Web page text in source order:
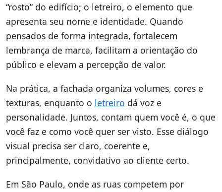
“rosto” do edifício; o letreiro, o elemento que
apresenta seu nome e identidade. Quando
pensados de forma integrada, fortalecem
lembrança de marca, facilitam a orientação do
público e elevam a percepção de valor.
Na prática, a fachada organiza volumes, cores e
texturas, enquanto o letreiro dá voz e
personalidade. Juntos, contam quem você é, o que
você faz e como você quer ser visto. Esse diálogo
visual precisa ser claro, coerente e,
principalmente, convidativo ao cliente certo.
Em São Paulo, onde as ruas competem por